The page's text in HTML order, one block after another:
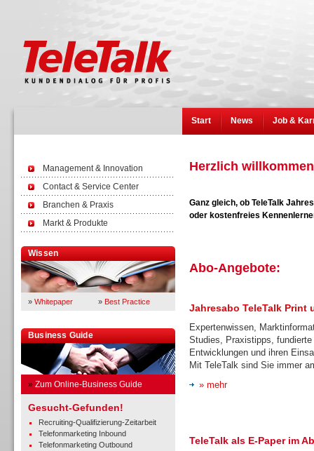
Start News Job &
Management & Innovation
Contact & Service Center
Branchen & Praxis
Markt & Produkte
Wissen
» Whitepaper » Best Practice
Business Guide
» Zum Online-Business Guide
Gesucht-Gefunden!
Recruiting-Qualifizierung-Zeitarbeit
Telefonmarketing Inbound
Telefonmarketing Outbound
Herzlich
Ganz gleich, ob TeleTalk
oder kostenfreies
Abo-Angebote:
Jahresabo TeleTalk Print
Expertenwissen,
Studies, Praxistipps,
Entwicklungen und ihren
Mit TeleTalk sind Sie immer
» mehr
TeleTalk als E-Paper im